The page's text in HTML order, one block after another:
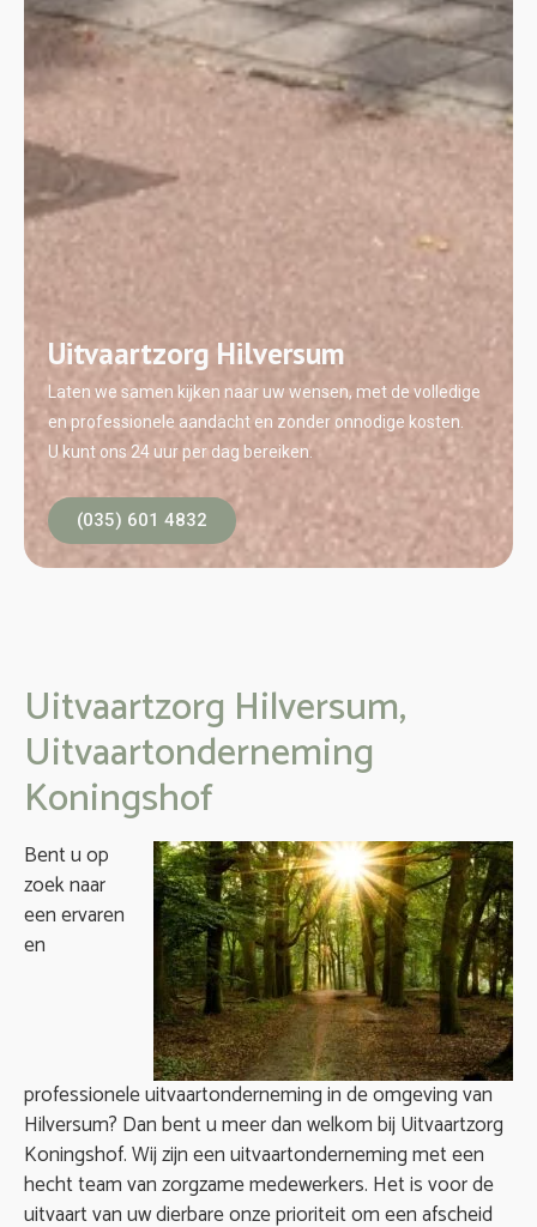
Uitvaartzorg Hilversum
Laten we samen kijken naar uw wensen, met de volledige
en professionele aandacht en zonder onnodige kosten.
U kunt ons 24 uur per dag bereiken.
(035) 601 4832
Uitvaartzorg Hilversum,
Uitvaartonderneming
Koningshof
Bent u op
zoek naar
een ervaren
en
professionele uitvaartonderneming in de omgeving van
Hilversum? Dan bent u meer dan welkom bij Uitvaartzorg
Koningshof. Wij zijn een uitvaartonderneming met een
hecht team van zorgzame medewerkers. Het is voor de
uitvaart van uw dierbare onze prioriteit om een afscheid